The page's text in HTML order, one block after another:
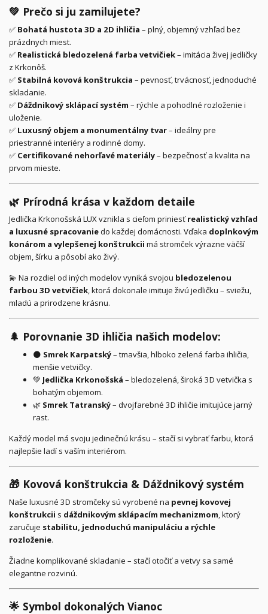
💚 Prečo si ju zamilujete?
✅ Bohatá hustota 3D a 2D ihličia – plný, objemný vzhľad bez
prázdnych miest.
✅ Realistická bledozelená farba vetvičiek– imitácia živej jedličky
z Krkonôš.
✅ Stabilná kovová konštrukcia – pevnosť, trvácnosť, jednoduché
skladanie.
✅ Dáždnikový sklápací systém – rýchle a pohodlné rozloženie i
uloženie.
✅ Luxusný objem a monumentálny tvar– ideálny pre
priestranné interiéry a rodinné domy.
✅ Certifikované nehorľavé materiály– bezpečnosť a kvalita na
prvom mieste.
🌿 Prírodná krása v každom detaile
Jedlička Krkonošská LUX vznikla s cieľom priniesťrealistický vzhľad
a luxusné spracovaniedo každej domácnosti. Vďaka doplnkovým
konárom a vylepšenej konštrukcii má stromček výrazne väčší
objem, šírku a pôsobí ako živý.
💫 Na rozdiel od iných modelov vyniká svojou bledozelenou
farbou 3D vetvičiek, ktorá dokonale imituje živú jedličku – sviežu,
mladú a prirodzene krásnu.
🌲 Porovnanie 3D ihličia našich modelov:
🌑 Smrek Karpatský– tmavšia, hlboko zelená farba ihličia,
menšie vetvičky.
💚 Jedlička Krkonošská – bledozelená, široká 3D vetvička s
bohatým objemom.
🌿 Smrek Tatranský– dvojfarebné 3D ihličie imitujúce jarný
rast.
Každý model má svoju jedinečnú krásu – stačí si vybrať farbu, ktorá
najlepšie ladí s vaším interiérom.
🎁 Kovová konštrukcia & Dáždnikový systém
Naše luxusné 3D stromčeky sú vyrobené na pevnej kovovej
konštrukcii s dáždnikovým sklápacím mechanizmom, ktorý
zaručuje stabilitu, jednoduchú manipuláciu a rýchle
rozloženie.
Žiadne komplikované skladanie – stačí otočiť a vetvy sa samé
elegantne rozvinú.
🌟 Symbol dokonalých Vianoc